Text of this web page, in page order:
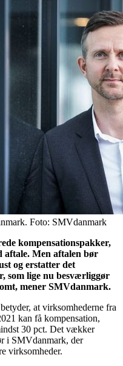
Foto: SMVdanmark
kompensationspakker,
aftale. Men aftalen bør
og erstatter det
som lige nu besværliggør
mener SMVdanmark.
at virksomhederne fra
kan få kompensation,
30 pct. Det vækker
i SMVdanmark, der
virksomheder.